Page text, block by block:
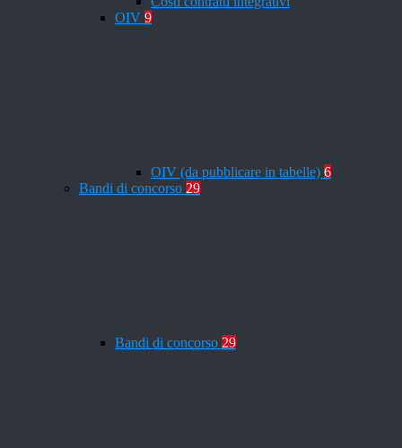
OIV 9
OIV (da pubblicare in tabelle) 6
Bandi di concorso 29
Bandi di concorso 29